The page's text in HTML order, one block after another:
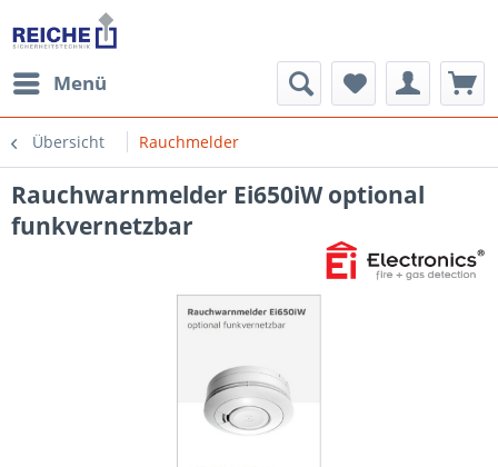
Menü
Übersicht Rauchmelder
Rauchwarnmelder Ei650iW optional
funkvernetzbar